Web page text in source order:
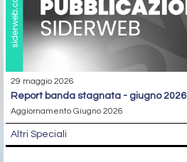
29 maggio 2026
report banda stagnata - giugno 2026
Aggiornamento Giugno 2026
Altri Speciali